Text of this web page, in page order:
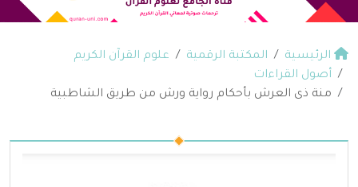
الرئيسية المكتبة الرقمية
علوم القرآن الكريم
أصول القراءات
منة ذى العرش بأحكام رواية ورش من طريق الشاطبية